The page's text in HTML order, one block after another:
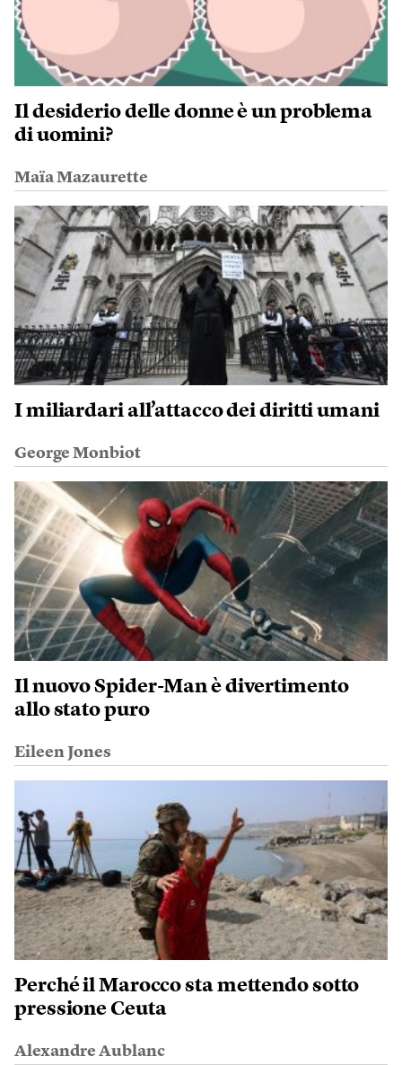
Il desiderio delle donne è un problema
di uomini?
Maïa Mazaurette
I miliardari all’attacco dei diritti umani
George Monbiot
Il nuovo Spider-Man è divertimento
allo stato puro
Eileen Jones
Perché il Marocco sta mettendo sotto
pressione Ceuta
Alexandre Aublanc